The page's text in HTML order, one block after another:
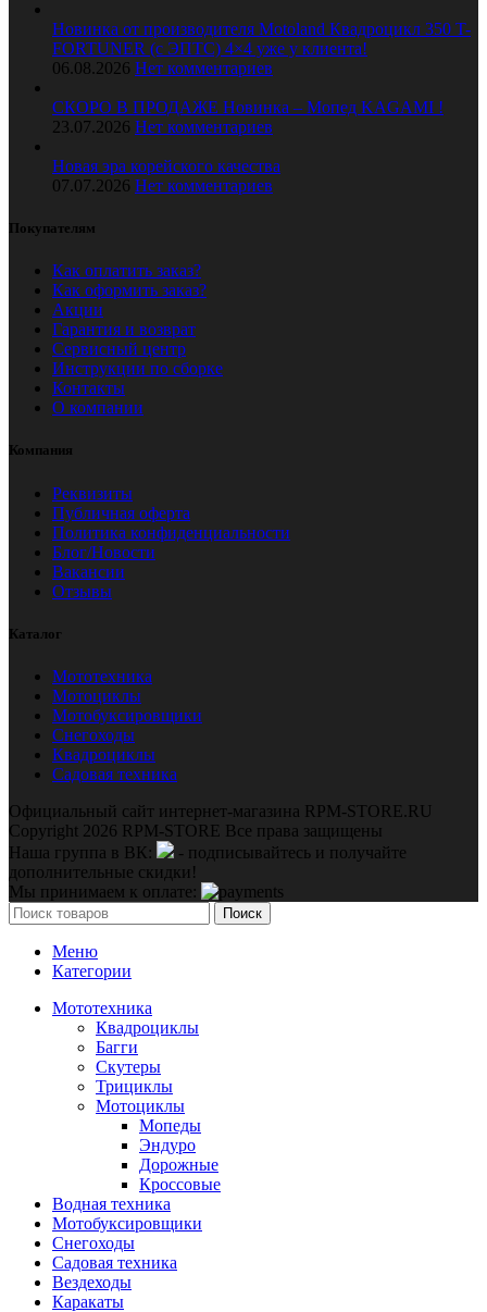
Новинка от производителя Motoland Квадроцикл 350 T-
FORTUNER (с ЭПТС) 4×4 уже у клиента!
06.08.2026 Нет комментариев
СКОРО В ПРОДАЖЕ Новинка – Мопед KAGAMI !
23.07.2026 Нет комментариев
Новая эра корейского качества
07.07.2026 Нет комментариев
Покупателям
Как оплатить заказ?
Как оформить заказ?
Акции
Гарантия и возврат
Сервисный центр
Инструкции по сборке
Контакты
О компании
Компания
Реквизиты
Публичная оферта
Политика конфиденциальности
Блог/Новости
Вакансии
Отзывы
Каталог
Мототехника
Мотоциклы
Мотобуксировщики
Снегоходы
Квадроциклы
Садовая техника
Официальный сайт интернет-магазина RPM-STORE.RU
Copyright 2026 RPM-STORE Все права защищены
Наша группа в ВК:
- подписывайтесь и получайте
дополнительные скидки!
Мы принимаем к оплате:
Поиск
Меню
Категории
Мототехника
Квадроциклы
Багги
Скутеры
Трициклы
Мотоциклы
Мопеды
Эндуро
Дорожные
Кроссовые
Водная техника
Мотобуксировщики
Снегоходы
Садовая техника
Вездеходы
Каракаты